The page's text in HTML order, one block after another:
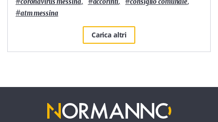
coronavirus messina accorinti consiglio comunale
#atm messina
Carica altri